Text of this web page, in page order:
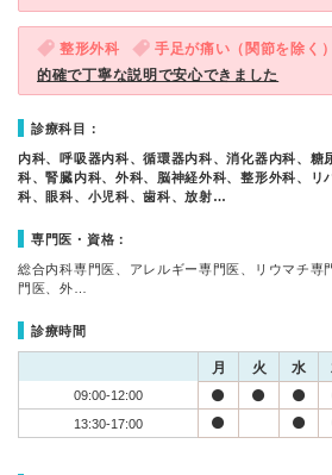
整形外科 手足が痛い（関節を除く）
的確で丁寧な説明で安心できました
診療科目：
内科、呼吸器内科、循環器内科、消化器内科、糖
科、腎臓内科、外科、脳神経外科、整形外科、リ
科、眼科、小児科、歯科、放射…
専門医・資格：
総合内科専門医、アレルギー専門医、リウマチ専
門医、外…
診療時間
月 火 水
09:00-12:00
13:30-17:00